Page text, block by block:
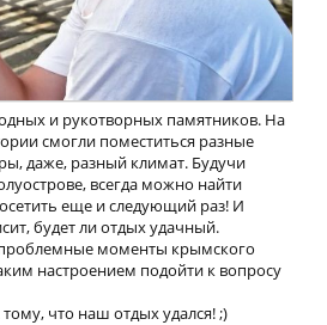
и рукотворных памятников. На
смогли поместиться разные
даже, разный климат. Будучи
всегда можно найти
еще и следующий раз! И
будет ли отдых удачный.
моменты крымского
настроением подойти к вопросу
что наш отдых удался! ;)